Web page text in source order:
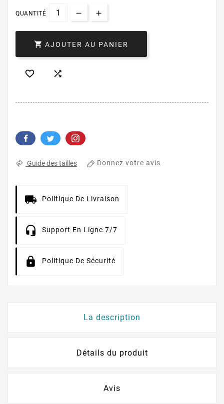
QUANTITÉ
 AJOUTER AU PANIER
 
Guide des tailles Donnez votre avis
Politique De Livraison
Support En Ligne 7/7
Politique De Sécurité
La description
Détails du produit
Avis